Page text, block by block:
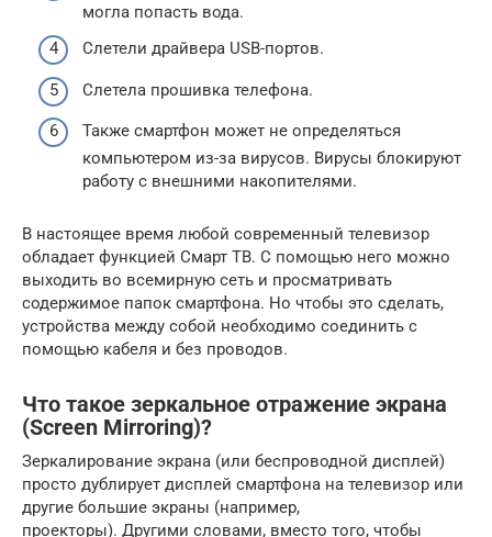
могла попасть вода.
Слетели драйвера USB-портов.
Слетела прошивка телефона.
Также смартфон может не определяться
компьютером из-за вирусов. Вирусы блокируют
работу с внешними накопителями.
В настоящее время любой современный телевизор
обладает функцией Смарт ТВ. С помощью него можно
выходить во всемирную сеть и просматривать
содержимое папок смартфона. Но чтобы это сделать,
устройства между собой необходимо соединить с
помощью кабеля и без проводов.
Что такое зеркальное отражение экрана
(Screen Mirroring)?
Зеркалирование экрана (или беспроводной дисплей)
просто дублирует дисплей смартфона на телевизор или
другие большие экраны (например,
проекторы). Другими словами, вместо того, чтобы